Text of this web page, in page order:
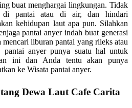
buat menghargai lingkungan. Tidak
di pantai atau di air, dan hindari
kehidupan laut apa pun. Silahkan
pantai anyer indah buat generasi
liburan pantai yang rileks atau
pantai anyer punya suatu hal untuk
ini dan Anda tentu akan punya
ke Wisata pantai anyer.
Dewa Laut Cafe Carita